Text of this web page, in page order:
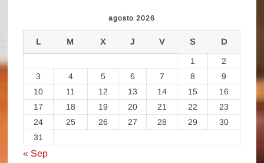
agosto 2026
L M X J V S D
1
2
3
4 5 6 7 8
9
10
11 12 13 14 15
16
17
18 19 20 21 22
23
24
25 26 27 28 29
30
31
« Sep